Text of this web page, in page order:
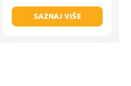
SAZNAJ VIŠE